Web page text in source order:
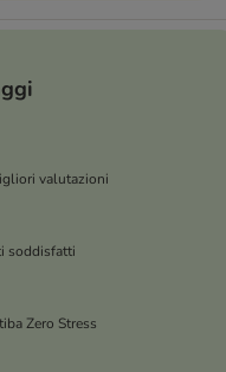
valutazioni
soddisfatti
Zero Stress